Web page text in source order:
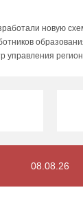
новую
управления
08.08.26